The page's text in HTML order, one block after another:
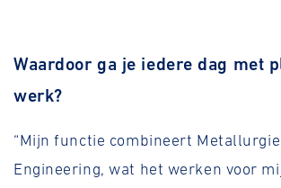
Waardoor ga je iedere dag met
werk?
“Mijn functie combineert
Engineering, wat het werken voor